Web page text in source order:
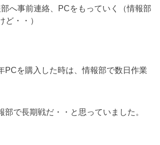
へ事前連絡、PCをもっていく（情報部
ど・・）
PCを購入した時は、情報部で数日作業
部で長期戦だ・・と思っていました。